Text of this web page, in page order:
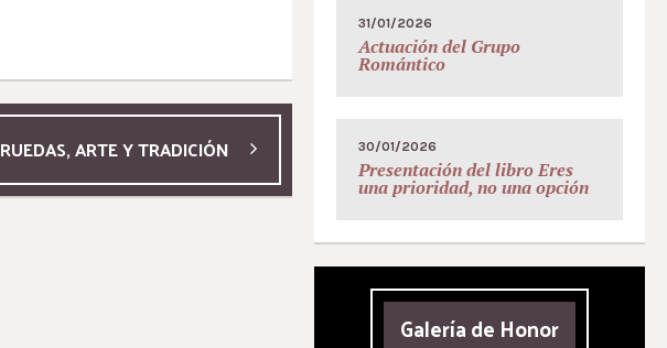
RUEDAS, ARTE Y TRADICIÓN
31/01/2026
Actuación del Grupo
Romántico
30/01/2026
Presentación del libro Eres
una prioridad, no una opción
Galería de Honor